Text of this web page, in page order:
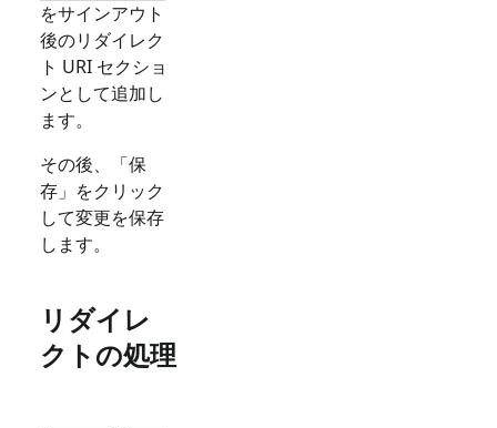
をサインアウト
後のリダイレク
ト URI セクショ
ンとして追加し
ます。
その後、「保
存」をクリック
して変更を保存
します。
リダイレ
クトの処理